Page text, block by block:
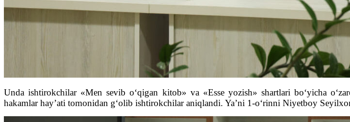
Unda ishtirokchilar «Men sevib o‘qigan kitob» va «Esse yozish» shartlari bo‘yicha
hakamlar hay’ati tomonidan g‘olib ishtirokchilar aniqlandi. Ya’ni 1-o‘rinni Niyetboy